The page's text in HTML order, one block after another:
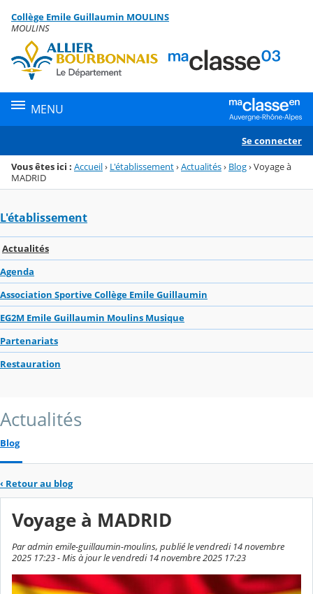
Menu de la rubrique
Contenu
Collège Emile Guillaumin MOULINS
MOULINS
MENU
Se connecter
Vous êtes ici : Accueil› L'établissement›Actualités› Blog›Voyage à
MADRID
L'établissement
Actualités
Agenda
Association Sportive Collège Emile Guillaumin
EG2M Emile Guillaumin Moulins Musique
Partenariats
Restauration
Actualités
Blog
‹ Retour au blog
Voyage à MADRID
Par admin emile-guillaumin-moulins, publié le vendredi 14 novembre
2025 17:23 - Mis à jour le vendredi 14 novembre 2025 17:23